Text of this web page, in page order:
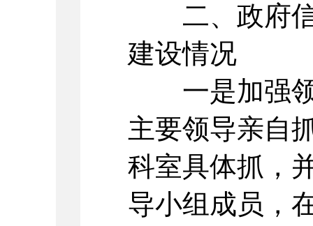
二、政府信
建设情况
一是加强领
主要领导亲自
科室具体抓，
导小组成员，